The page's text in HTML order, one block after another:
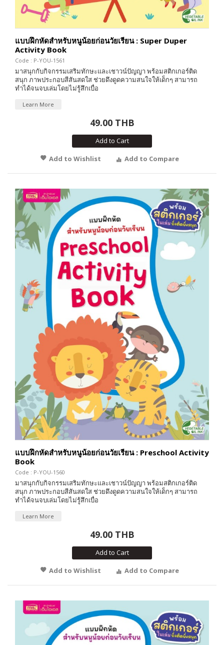
แบบฝึกหัดสำหรับหนูน้อยก่อนวัยเรียน : Super Duper
Activity Book
Code : P-YOU-1561
มาสนุกกับกิจกรรมเสริมทักษะและเชาวน์ปัญญา พร้อมสติกเกอร์ติด
สนุก ภาพประกอบสีสันสดใส ช่วยดึงดูดความสนใจให้เด็กๆ สามารถ
ทำได้จนจบเล่มโดยไม่รู้สึกเบื่อ
Learn More
49.00 THB
Add to Cart
Add to Wishlist
Add to Compare
แบบฝึกหัดสำหรับหนูน้อยก่อนวัยเรียน : Preschool Activity
Book
Code : P-YOU-1560
มาสนุกกับกิจกรรมเสริมทักษะและเชาวน์ปัญญา พร้อมสติกเกอร์ติด
สนุก ภาพประกอบสีสันสดใส ช่วยดึงดูดความสนใจให้เด็กๆ สามารถ
ทำได้จนจบเล่มโดยไม่รู้สึกเบื่อ
Learn More
49.00 THB
Add to Cart
Add to Wishlist
Add to Compare